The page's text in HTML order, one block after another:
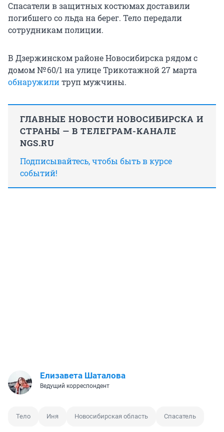
Спасатели в защитных костюмах доставили
погибшего со льда на берег. Тело передали
сотрудникам полиции.
В Дзержинском районе Новосибирска рядом с
домом№ 60/1 на улице Трикотажной 27 марта
обнаружилитруп мужчины.
ГЛАВНЫЕ НОВОСТИ НОВОСИБИРСКА И
СТРАНЫ — В ТЕЛЕГРАМ-КАНАЛЕ
NGS.RU
Подписывайтесь, чтобы быть в курсе
событий!
Елизавета Шаталова
Ведущий корреспондент
Тело Иня Новосибирская область Спасатель